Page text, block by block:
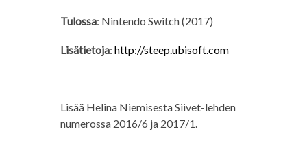
Tulossa: Nintendo Switch (2017)
Lisätietoja: http://steep.ubisoft.com
Lisää Helina Niemisesta Siivet-lehden
numerossa 2016/6 ja 2017/1.